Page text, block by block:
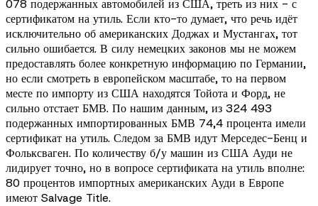
078 подержанных автомобилей из США, треть из них - с
сертификатом на утиль. Если кто-то думает, что речь идёт
исключительно об американских Доджах и Мустангах, тот
сильно ошибается. В силу немецких законов мы не можем
предоставлять более конкретную информацию по Германии,
но если смотреть в европейском масштабе, то на первом
месте по импорту из США находятся Тойота и Форд, не
сильно отстает БМВ. По нашим данным, из 324 493
подержанных импортированных БМВ 74,4 процента имели
сертификат на утиль. Следом за БМВ идут Мерседес-Бенц и
Фольксваген. По количеству б/у машин из США Ауди не
лидирует точно, но в вопросе сертификата на утиль вполне:
80 процентов импортных американских Ауди в Европе
имеют Salvage Title.